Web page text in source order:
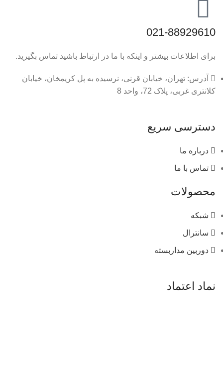
021-88929610
برای اطلاعات بیشتر و اینکه با ما در ارتباط باشید تماس بگیرید.
آدرس: تهران، خیابان قرنی، نرسیده به پل کریمخان، خیابان
کلانتری غربی، پلاک 72، واحد 8
دسترسی سریع
درباره ما
تماس با ما
محصولات
شبکه
سانترال
دوربین مداربسته
نماد اعتماد